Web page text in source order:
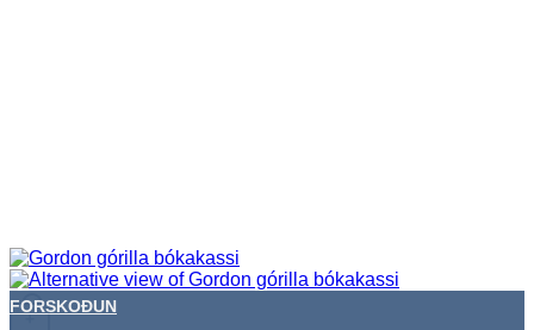
+
FORSKOÐUN